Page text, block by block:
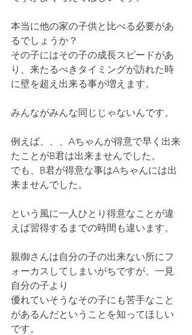
本当に他の家の子供と比べる必要があ
るでしょうか？
その子にはその子の成長スピードがあ
り、来たるべきタイミングが訪れた時
に壁を超え出来る事が増えます。
みんながみんな同じじゃないんです。
例えば、、、Aちゃんが得意で早く出来
たことがB君は出来ませんでした。
でも、B君が得意な事はAちゃんには出
来ませんでした。
という風に一人ひとり得意なことが違
えば習得するまでの時間も違います。
親御さんは自分の子の出来ない所にフ
ォーカスしてしまいがちですが、一見
自分の子より
優れていそうなその子にも苦手なこと
があるんだということを知ってほしい
です。